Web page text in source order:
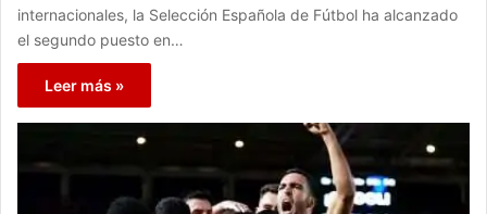
internacionales, la Selección Española de Fútbol ha alcanzado
el segundo puesto en…
Leer más »